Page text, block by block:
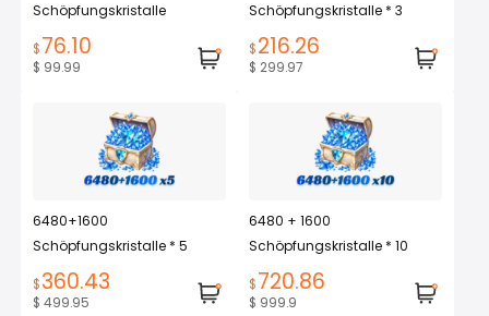
Schöpfungskristalle
$76.10
$ 99.99
Schöpfungskristalle * 3
$216.26
$ 299.97
6480+1600
Schöpfungskristalle * 5
$360.43
$ 499.95
6480 + 1600
Schöpfungskristalle * 10
$720.86
$ 999.9